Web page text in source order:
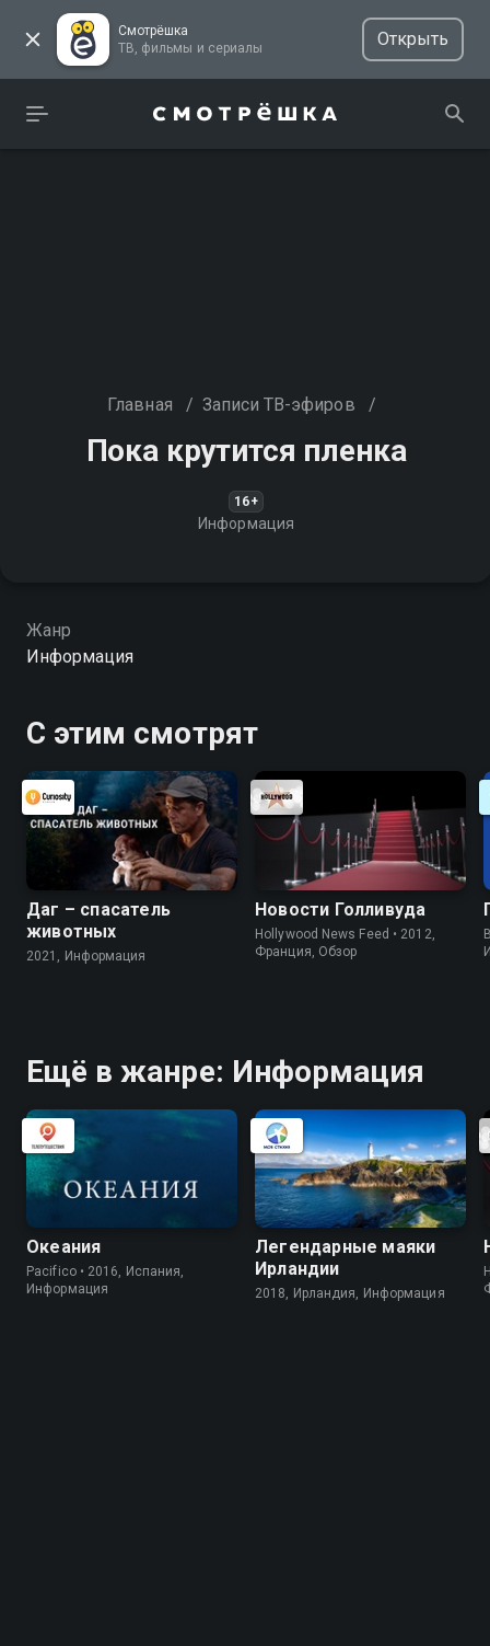
Смотрёшка
ТВ, фильмы и сериалы
Открыть
Главная / Записи ТВ-эфиров /
Пока крутится пленка
16+
Информация
Жанр
Информация
С этим смотрят
Даг – спасатель
животных
2021, Информация
Новости Голливуда
Hollywood News Feed • 2012,
Франция, Обзор
Ещё в жанре: Информация
Океания
Pacifico • 2016, Испания,
Информация
Легендарные маяки
Ирландии
2018, Ирландия, Информация